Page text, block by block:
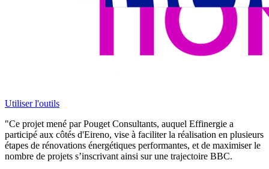
Utiliser l'outils
"Ce projet mené par Pouget Consultants, auquel Effinergie a
participé aux côtés d'Eireno, vise à faciliter la réalisation en plusieurs
étapes de rénovations énergétiques performantes, et de maximiser le
nombre de projets s’inscrivant ainsi sur une trajectoire BBC.